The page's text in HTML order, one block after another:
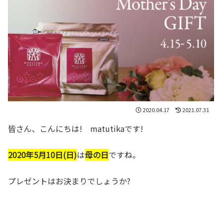
2020.04.17 2021.07.31
皆さん、こんにちは! matutikaです!
2020年5月10日(日)は母の日ですね。
プレゼントはお決まりでしょうか?